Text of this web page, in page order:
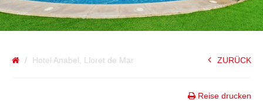
Hotel Anabel, Lloret de Mar ZURÜCK
Reise drucken